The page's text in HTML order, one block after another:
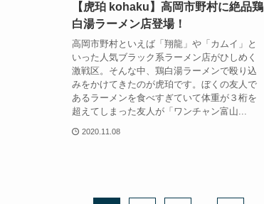
【虎珀 kohaku】高岡市野村に絶品鶏
白湯ラーメン店登場！
高岡市野村といえば「翔龍」や「カムイ」と
いった人気ブラック系ラーメン店がひしめく
激戦区。そんな中、鶏白湯ラーメンで殴り込
みをかけてきたのが虎珀です。ぼくの友人で
あるラーメンを食べすぎていて体重が３桁を
超えてしまった友人が「ワンチャン富山...
2020.11.08